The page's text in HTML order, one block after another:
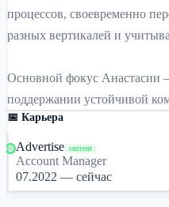
процессов, своевременно
разных вертикалей и
Основной фокус Анастасии
поддержании устойчивой
📅 Карьера
Advertise current
Account Manager
07.2022 — сейчас